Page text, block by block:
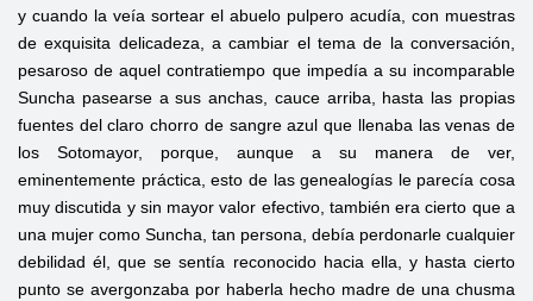
y cuando la veía sortear el abuelo pulpero acudía, con muestras
de exquisita delicadeza, a cambiar el tema de la conversación,
pesaroso de aquel contratiempo que impedía a su incomparable
Suncha pasearse a sus anchas, cauce arriba, hasta las propias
fuentes del claro chorro de sangre azul que llenaba las venas de
los Sotomayor, porque, aunque a su manera de ver,
eminentemente práctica, esto de las genealogías le parecía cosa
muy discutida y sin mayor valor efectivo, también era cierto que a
una mujer como Suncha, tan persona, debía perdonarle cualquier
debilidad él, que se sentía reconocido hacia ella, y hasta cierto
punto se avergonzaba por haberla hecho madre de una chusma